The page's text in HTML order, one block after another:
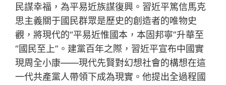
民謀幸福，為平易近族謀復興。習近平篤信馬克
思主義關于國民群眾是歷史的創造者的唯物史
觀，將現代的“平易近惟國本，本固邦寧”升華至
“國民至上”。建黨百年之際，習近平宣布中國實
現周全小康——現代先賢對幻想社會的構想在這
一代共產黨人帶領下成為現實。他提出全過程國